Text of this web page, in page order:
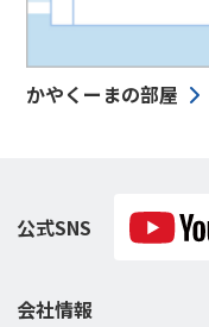
かやくーまの部屋
公式SNS
会社情報